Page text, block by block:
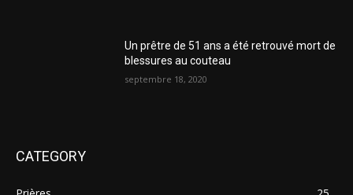
Un prêtre de 51 ans a été retrouvé mort de
blessures au couteau
septembre 18, 2020
CATEGORY